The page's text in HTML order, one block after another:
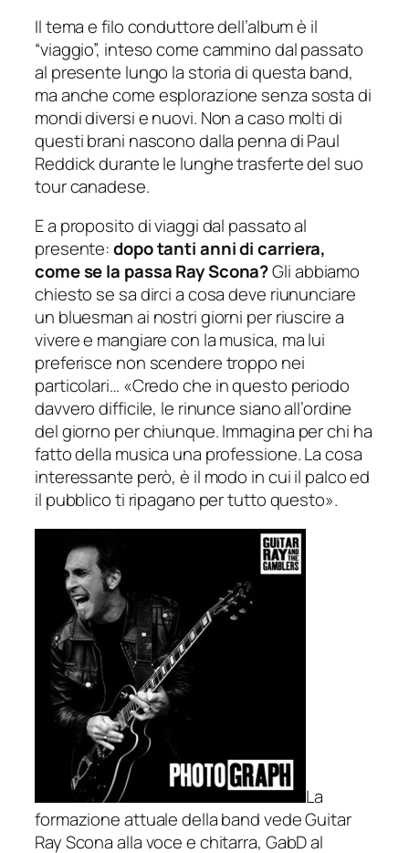
Il tema e filo conduttore dell’album è il
“viaggio”, inteso come cammino dal passato
al presente lungo la storia di questa band,
ma anche come esplorazione senza sosta di
mondi diversi e nuovi. Non a caso molti di
questi brani nascono dalla penna di Paul
Reddick durante le lunghe trasferte del suo
tour canadese.
E a proposito di viaggi dal passato al
presente:dopo tanti anni di carriera,
come se la passa Ray Scona?Gli abbiamo
chiesto se sa dirci a cosa deve riununciare
un bluesman ai nostri giorni per riuscire a
vivere e mangiare con la musica, ma lui
preferisce non scendere troppo nei
particolari… «Credo che in questo periodo
davvero difficile, le rinunce siano all’ordine
del giorno per chiunque. Immagina per chi ha
fatto della musica una professione. La cosa
interessante però, è il modo in cui il palco ed
il pubblico ti ripagano per tutto questo».
La
formazione attuale della band vede Guitar
Ray Scona alla voce e chitarra, GabD al